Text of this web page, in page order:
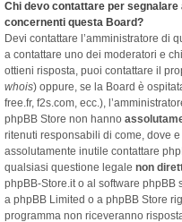
Chi devo contattare per segnalare
concernenti questa Board?
Devi contattare l’amministratore di
a contattare uno dei moderatori e
ottieni risposta, puoi contattare il
whois) oppure, se la Board è
free.fr, f2s.com, ecc.),
phpBB Store non hanno
ritenuti responsabili di come, dove
assolutamente inutile contattare
qualsiasi questione legale non
phpBB-Store.it o al software phpBB
a phpBB Limited o a phpBB Store
programma non riceveranno